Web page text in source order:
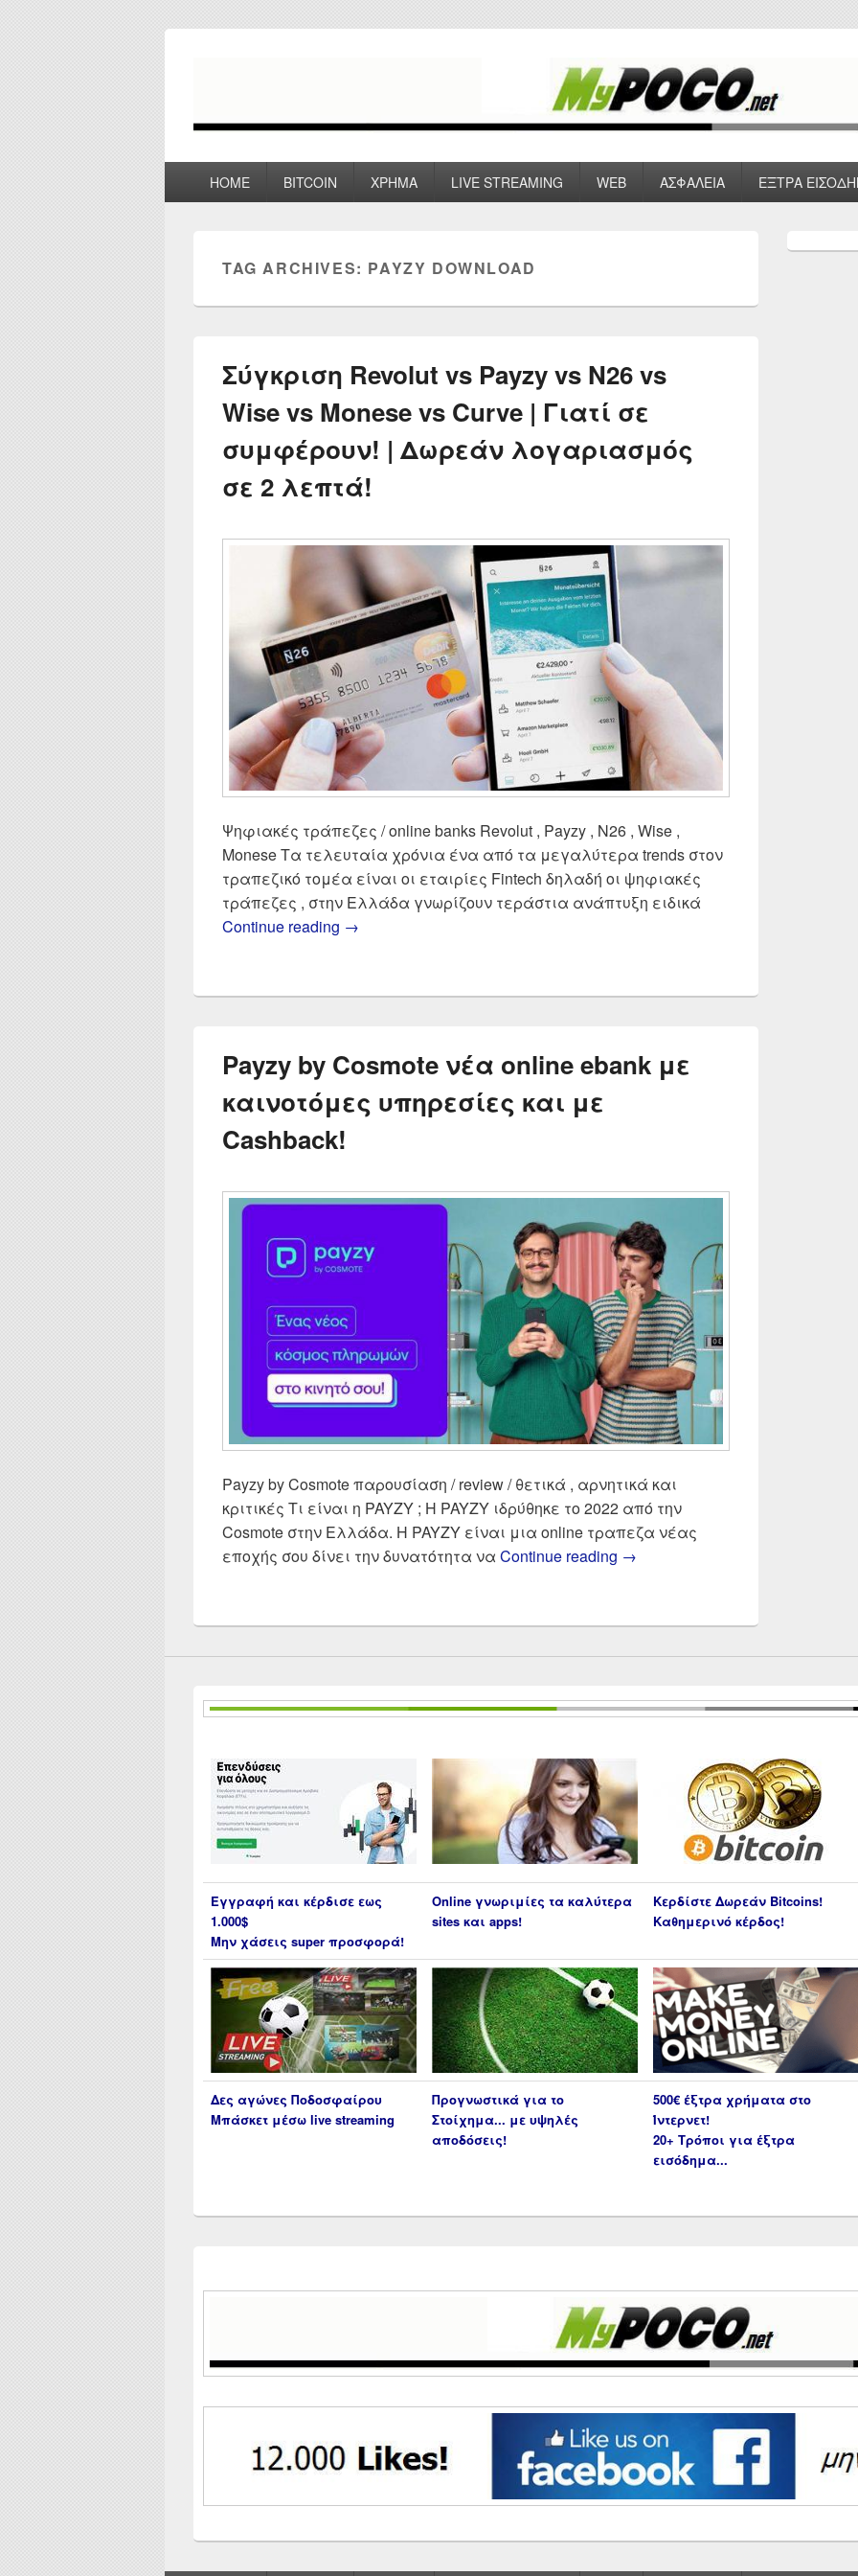
HOME BITCOIN ΧΡΗΜΑ LIVE STREAMING WEB ΑΣΦΑΛΕΙΑ ΕΞΤΡΑ
TAG ARCHIVES: PAYZY DOWNLOAD
Σύγκριση Revolut vs Payzy vs N26 vs
Wise vs Monese vs Curve | Γιατί σε
συμφέρουν! | Δωρεάν λογαριασμός
σε 2 λεπτά!
Ψηφιακές τράπεζες / online banks Revolut , Payzy , N26 , Wise ,
Monese Τα τελευταία χρόνια ένα από τα μεγαλύτερα trends στον
τραπεζικό τομέα είναι οι εταιρίες Fintech δηλαδή οι ψηφιακές
τράπεζες , στην Ελλάδα γνωρίζουν τεράστια ανάπτυξη ειδικά
Continue reading Σύγκριση Revolut vs Payzy vs N26 vs Wise vs Monese vs Curve |
→
Payzy by Cosmote νέα online ebank με
καινοτόμες υπηρεσίες και με
Cashback!
Payzy by Cosmote παρουσίαση / review / θετικά , αρνητικά και
κριτικές Τι είναι η PAYZY ; Η PAYZY ιδρύθηκε το 2022 από την
Cosmote στην Ελλάδα. Η PAYZY είναι μια online τραπεζα νέας
εποχής σου δίνει την δυνατότητα να Continue reading Payzy by Cosmote νέα online
→
Sidebar
Εγγραφή και κέρδισε εως
1.000$
Μην χάσεις super προσφορά!
Online γνωριμίες τα καλύτερα
sites και apps!
Κερδίστε Δωρεάν Bitcoins!
Καθημερινό κέρδος!
Δες αγώνες Ποδοσφαίρου
Μπάσκετ μέσω live streaming
Προγνωστικά για το
Στοίχημα... με υψηλές
αποδόσεις!
500€ έξτρα χρήματα στο
Ίντερνετ!
20+ Τρόποι για έξτρα
εισόδημα...